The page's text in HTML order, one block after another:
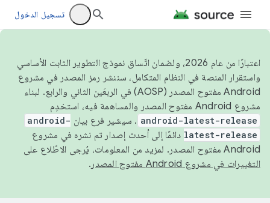
تسجيل الدخول
اعتبارًا من عام 2026، ولضمان اتّساق نموذج التطوير الثابت الأساسي
واستقرار المنصة في النظام المتكامل، سننشر رمز المصدر في مشروع
Android مفتوح المصدر (AOSP) في الربعَين الثاني والرابع. لبناء
مشروع Android مفتوح المصدر والمساهمة فيه، استخدِم
android-latest-release . سيشير فرع بيان android-
latest-release دائمًا إلى أحدث إصدار تم نشره في مشروع
Android مفتوح المصدر. لمزيد من المعلومات، يُرجى الاطّلاع على
التغييرات في مشروع Android مفتوح المصدر
.